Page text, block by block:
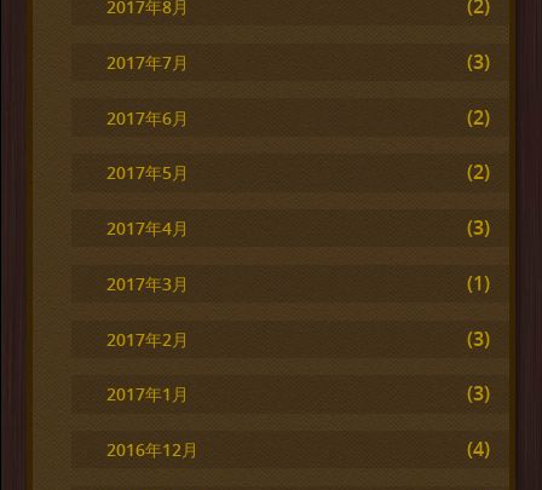
2017年8月 (2)
2017年7月 (3)
2017年6月 (2)
2017年5月 (2)
2017年4月 (3)
2017年3月 (1)
2017年2月 (3)
2017年1月 (3)
2016年12月 (4)